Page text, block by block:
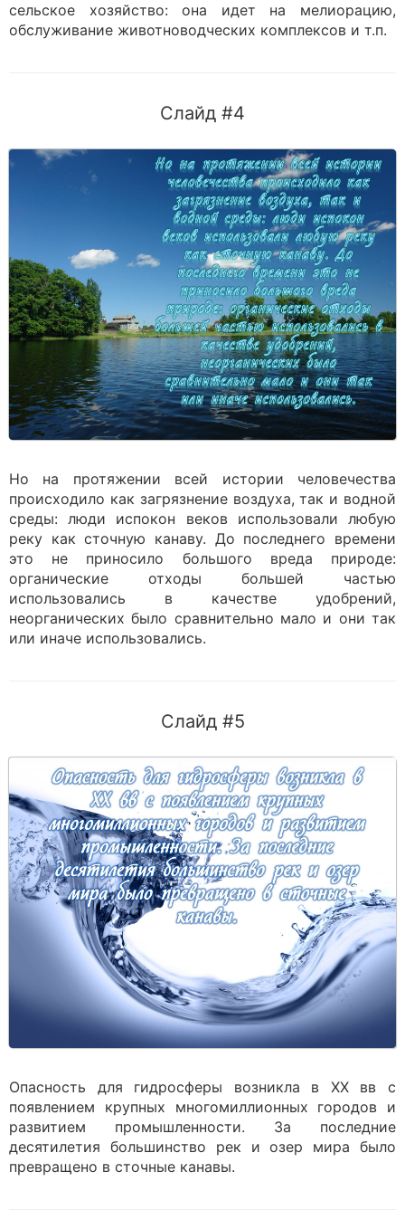
сельское хозяйст­во: она идет на мелиорацию,
обслуживание животноводческих комплексов и т.п.
Слайд #4
Но на протяжении всей истории человечества
происходило как загрязнение воздуха, так и водной
среды: люди испокон веков использовали любую
реку как сточную канаву. До последнего времени
это не приносило большого вреда природе:
органические отходы большей частью
использовались в качестве удобрений,
неорганических было сравнительно мало и они так
или иначе использовались.
Слайд #5
Опасность для гидросферы возникла в XX вв с
появлением крупных многомиллионных городов и
развитием промышленности. За последние
десятилетия большинство рек и озер мира было
превращено в сточные канавы.